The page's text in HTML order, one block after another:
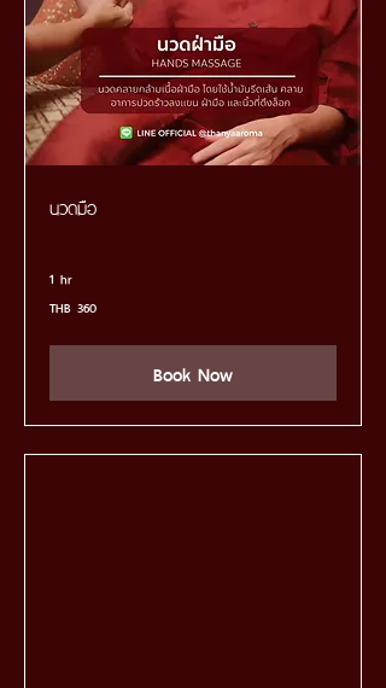
นวดมือ
1 hr
Thai
THB 360
Book Now